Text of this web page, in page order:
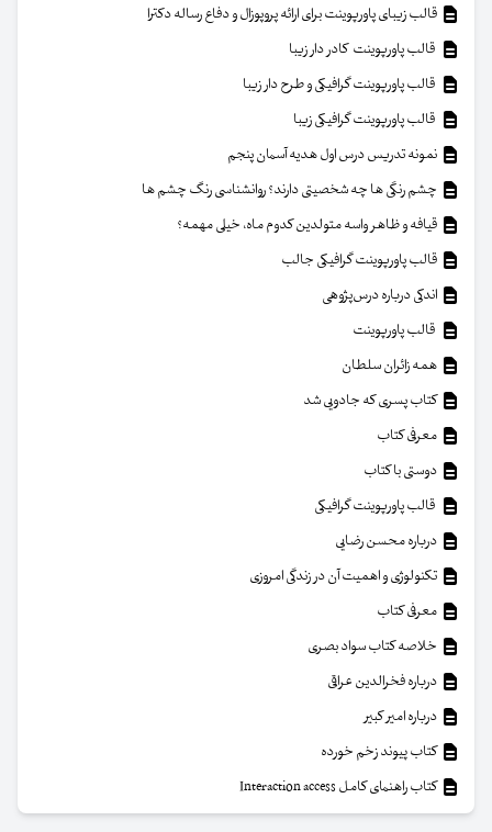
قالب زیبای پاورپوینت برای ارائه پروپوزال و دفاع رساله دکترا
قالب پاورپوینت کادر دار زیبا
قالب پاورپوینت گرافیکی و طرح دار زیبا
قالب پاورپوینت گرافیکی زیبا
نمونه تدریس درس اول هدیه آسمان پنجم
چشم رنگی ها چه شخصیتی دارند؟ روانشناسی رنگ چشم ها
قیافه و ظاهر واسه متولدین کدوم ماه، خیلی مهمه؟
قالب پاورپوینت گرافیکی جالب
اندکی درباره درس‌پژوهی
قالب پاورپوینت
همه زائران سلطان
کتاب پسری که جادویی شد
معرفی کتاب
دوستی با کتاب
قالب پاورپوینت گرافیکی
درباره محسن رضایی
تکنولوژی و اهمیت آن در زندگی امروزی
معرفی کتاب
خلاصه کتاب سواد بصری
درباره فخرالدین عراقی
درباره امیر کبیر
کتاب پیوند زخم خورده
کتاب راهنمای کامل Interaction access